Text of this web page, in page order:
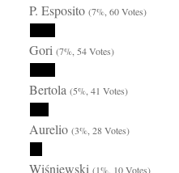
P. Esposito(7%, 60 Votes)
Gori(7%, 54 Votes)
Bertola(5%, 41 Votes)
Aurelio(3%, 28 Votes)
Wiśniewski(1%, 10 Votes)